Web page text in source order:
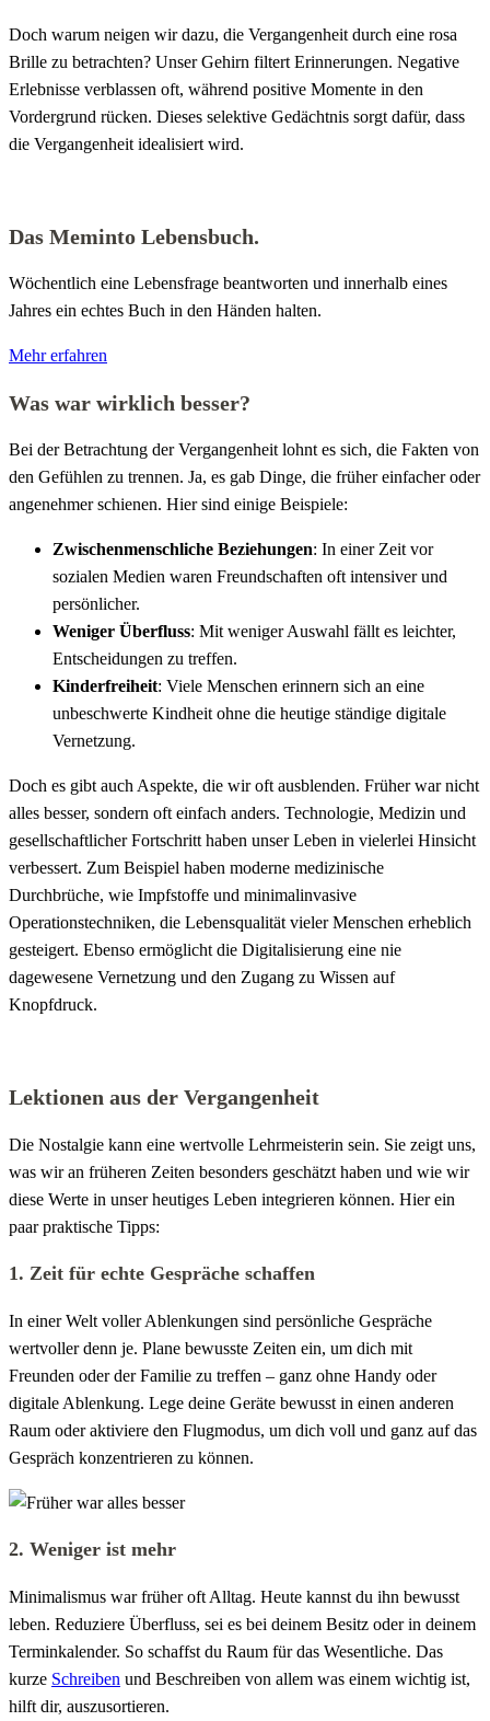
Doch warum neigen wir dazu, die Vergangenheit durch eine rosa
Brille zu betrachten? Unser Gehirn filtert Erinnerungen. Negative
Erlebnisse verblassen oft, während positive Momente in den
Vordergrund rücken. Dieses selektive Gedächtnis sorgt dafür, dass
die Vergangenheit idealisiert wird.
Das Meminto Lebensbuch.
Wöchentlich eine Lebensfrage beantworten und innerhalb eines
Jahres ein echtes Buch in den Händen halten.
Mehr erfahren
Was war wirklich besser?
Bei der Betrachtung der Vergangenheit lohnt es sich, die Fakten von
den Gefühlen zu trennen. Ja, es gab Dinge, die früher einfacher oder
angenehmer schienen. Hier sind einige Beispiele:
Zwischenmenschliche Beziehungen: In einer Zeit vor
sozialen Medien waren Freundschaften oft intensiver und
persönlicher.
Weniger Überfluss: Mit weniger Auswahl fällt es leichter,
Entscheidungen zu treffen.
Kinderfreiheit: Viele Menschen erinnern sich an eine
unbeschwerte Kindheit ohne die heutige ständige digitale
Vernetzung.
Doch es gibt auch Aspekte, die wir oft ausblenden. Früher war nicht
alles besser, sondern oft einfach anders. Technologie, Medizin und
gesellschaftlicher Fortschritt haben unser Leben in vielerlei Hinsicht
verbessert. Zum Beispiel haben moderne medizinische
Durchbrüche, wie Impfstoffe und minimalinvasive
Operationstechniken, die Lebensqualität vieler Menschen erheblich
gesteigert. Ebenso ermöglicht die Digitalisierung eine nie
dagewesene Vernetzung und den Zugang zu Wissen auf
Knopfdruck.
Lektionen aus der Vergangenheit
Die Nostalgie kann eine wertvolle Lehrmeisterin sein. Sie zeigt uns,
was wir an früheren Zeiten besonders geschätzt haben und wie wir
diese Werte in unser heutiges Leben integrieren können. Hier ein
paar praktische Tipps:
1. Zeit für echte Gespräche schaffen
In einer Welt voller Ablenkungen sind persönliche Gespräche
wertvoller denn je. Plane bewusste Zeiten ein, um dich mit
Freunden oder der Familie zu treffen – ganz ohne Handy oder
digitale Ablenkung. Lege deine Geräte bewusst in einen anderen
Raum oder aktiviere den Flugmodus, um dich voll und ganz auf das
Gespräch konzentrieren zu können.
2. Weniger ist mehr
Minimalismus war früher oft Alltag. Heute kannst du ihn bewusst
leben. Reduziere Überfluss, sei es bei deinem Besitz oder in deinem
Terminkalender. So schaffst du Raum für das Wesentliche. Das
kurze Schreiben und Beschreiben von allem was einem wichtig ist,
hilft dir, auszusortieren.